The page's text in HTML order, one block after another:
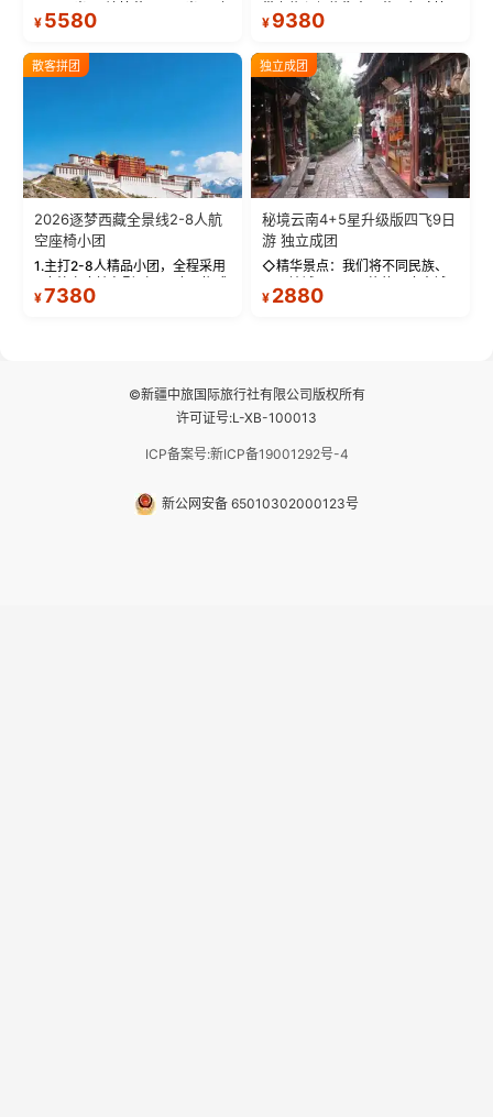
测 99%游客零高反 。 【贴心保
反根本不是事儿 ！ 【无人机航
拍】-雪山/圣湖/...
¥ 5580
萨，感受这座城与生俱来的与众
城堡寺院于一体的宏伟建筑，是
西藏最完整的古代...
¥ 9380
散客拼团
2026逐梦西藏全景线2-8人航
空座椅小团
1.主打2-8人精品小团，全程采用
9座航空座椅车型（360度环抱式
座舱），提供VIP级别的舒适出行
¥7380
独立成团
秘境云南4+5星升级版四飞9日
游 独立成团
◇精华景点：我们将不同民族、
不同地域、不同风格的三座古城
—【大理古城、丽江古城、香格
¥ 2880
©新疆中旅国际旅行社有限公司版权所有
许可证号:L-XB-100013
ICP备案号:新ICP备19001292号-4
新公网安备 65010302000123号